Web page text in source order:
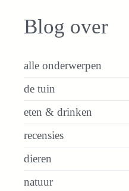
Blog over
alle onderwerpen
de tuin
eten & drinken
recensies
dieren
natuur